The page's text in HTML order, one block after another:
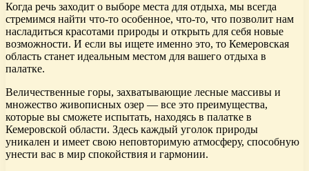
Когда речь заходит о выборе места для отдыха, мы всегда
стремимся найти что-то особенное, что-то, что позволит нам
насладиться красотами природы и открыть для себя новые
возможности. И если вы ищете именно это, то Кемеровская
область станет идеальным местом для вашего отдыха в
палатке.
Величественные горы, захватывающие лесные массивы и
множество живописных озер — все это преимущества,
которые вы сможете испытать, находясь в палатке в
Кемеровской области. Здесь каждый уголок природы
уникален и имеет свою неповторимую атмосферу, способную
унести вас в мир спокойствия и гармонии.